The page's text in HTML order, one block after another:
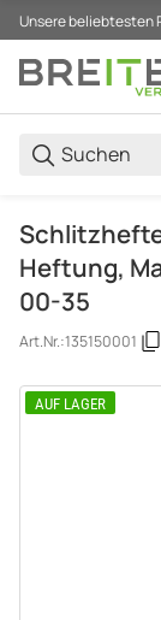
Unsere beliebtesten
Heftung,
00-35
Art.Nr.:135150001
AUF LAGER